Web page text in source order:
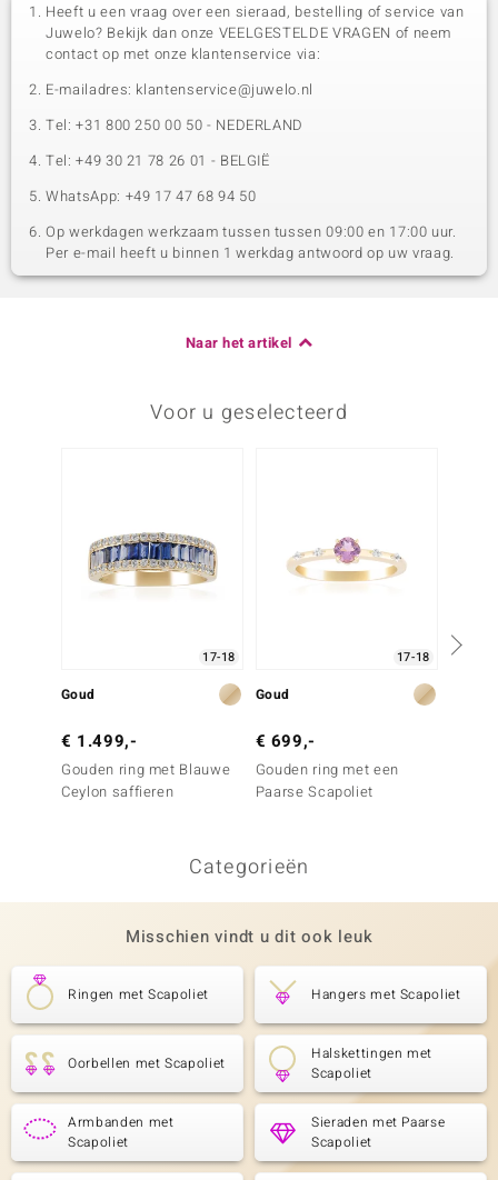
Heeft u een vraag over een sieraad, bestelling of service van
Juwelo? Bekijk dan onze VEELGESTELDE VRAGEN of neem
contact op met onze klantenservice via:
E-mailadres: klantenservice@juwelo.nl
Tel: +31 800 250 00 50 - NEDERLAND
Tel: +49 30 21 78 26 01 - BELGIË
WhatsApp: +49 17 47 68 94 50
Op werkdagen werkzaam tussen tussen 09:00 en 17:00 uur.
Per e-mail heeft u binnen 1 werkdag antwoord op uw vraag.
Naar het artikel
Voor u geselecteerd
17-18
Goud
€ 1.499,-
Gouden ring met Blauwe
Ceylon saffieren
17-18
Goud
€ 699,-
Gouden ring met een
Paarse Scapoliet
Categorieën
Misschien vindt u dit ook leuk
Ringen met Scapoliet Hangers met Scapoliet
Oorbellen met Scapoliet
Halskettingen met
Scapoliet
Armbanden met
Scapoliet
Sieraden met Paarse
Scapoliet